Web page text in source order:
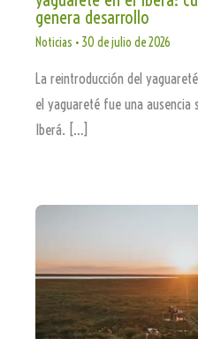
genera desarrollo
Noticias • 30 de julio de 2026
La reintroducción del
el yaguareté fue una ausencia
Iberá. […]